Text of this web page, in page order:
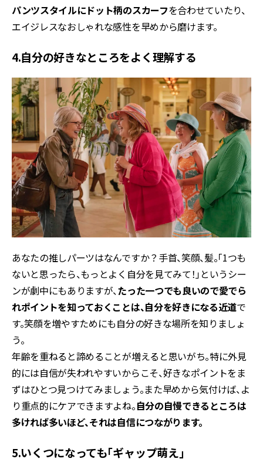
パンツスタイルにドット柄のスカーフを合わせていたり、
エイジレスなおしゃれな感性を早めから磨けます。
4.自分の好きなところをよく理解する
あなたの推しパーツはなんですか？手首、笑顔、髪。「1つも
ないと思ったら、もっとよく自分を見てみて！」というシー
ンが劇中にもありますが、たった一つでも良いので愛でら
れポイントを知っておくことは、自分を好きになる近道で
す。笑顔を増やすためにも自分の好きな場所を知りましょ
う。
年齢を重ねると諦めることが増えると思いがち。特に外見
的には自信が失われやすいからこそ、好きなポイントをま
ずはひとつ見つけてみましょう。また早めから気付けば、よ
り重点的にケアできますよね。自分の自慢できるところは
多ければ多いほど、それは自信につながります。
5.いくつになっても「ギャップ萌え」